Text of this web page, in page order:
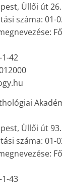
Üllői út 26.
száma: 01-
42
Üllői út 93.
száma: 01-
43